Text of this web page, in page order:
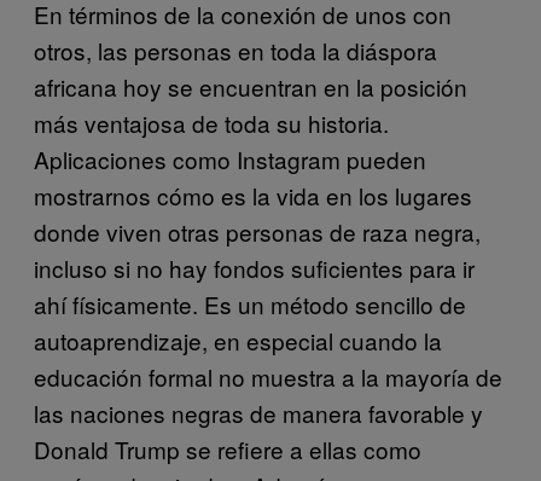
En términos de la conexión de unos con
otros, las personas en toda la diáspora
africana hoy se encuentran en la posición
más ventajosa de toda su historia.
Aplicaciones como Instagram pueden
mostrarnos cómo es la vida en los lugares
donde viven otras personas de raza negra,
incluso si no hay fondos suficientes para ir
ahí físicamente. Es un método sencillo de
autoaprendizaje, en especial cuando la
educación formal no muestra a la mayoría de
las naciones negras de manera favorable y
Donald Trump se refiere a ellas como